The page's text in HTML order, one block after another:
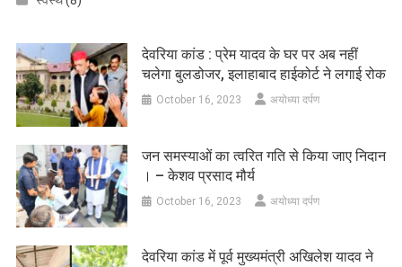
देवरिया कांड : प्रेम यादव के घर पर अब नहीं
चलेगा बुलडोजर, इलाहाबाद हाईकोर्ट ने लगाई रोक
October 16, 2023 अयोध्या दर्पण
जन समस्याओं का त्वरित गति से किया जाए निदान
। – केशव प्रसाद मौर्य
October 16, 2023 अयोध्या दर्पण
देवरिया कांड में पूर्व मुख्यमंत्री अखिलेश यादव ने